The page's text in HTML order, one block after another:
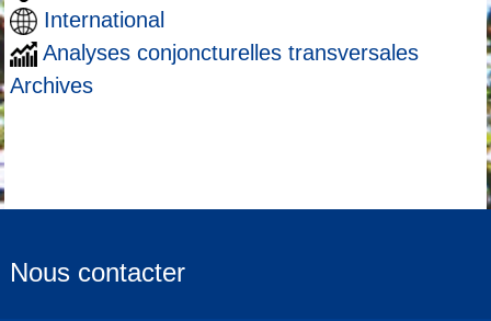
International
Analyses conjoncturelles transversales
Archives
Nous contacter